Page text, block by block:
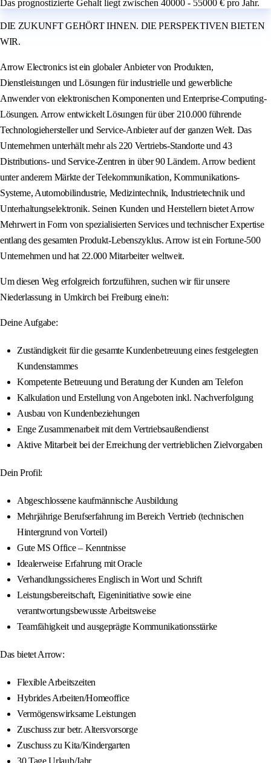
Das prognostizierte Gehalt liegt zwischen 40000 - 55000 € pro Jahr.
DIE ZUKUNFT GEHÖRT IHNEN. DIE PERSPEKTIVEN BIETEN
WIR.
Arrow Electronics ist ein globaler Anbieter von Produkten,
Dienstleistungen und Lösungen für industrielle und gewerbliche
Anwender von elektronischen Komponenten und Enterprise-Computing-
Lösungen. Arrow entwickelt Lösungen für über 210.000 führende
Technologiehersteller und Service-Anbieter auf der ganzen Welt. Das
Unternehmen unterhält mehr als 220 Vertriebs-Standorte und 43
Distributions- und Service-Zentren in über 90 Ländern. Arrow bedient
unter anderem Märkte der Telekommunikation, Kommunikations-
Systeme, Automobilindustrie, Medizintechnik, Industrietechnik und
Unterhaltungselektronik. Seinen Kunden und Herstellern bietet Arrow
Mehrwert in Form von spezialisierten Services und technischer Expertise
entlang des gesamten Produkt-Lebenszyklus. Arrow ist ein Fortune-500
Unternehmen und hat 22.000 Mitarbeiter weltweit.
Um diesen Weg erfolgreich fortzuführen, suchen wir für unsere
Niederlassung in Umkirch bei Freiburg eine/n:
Deine Aufgabe:
Zuständigkeit für die gesamte Kundenbetreuung eines festgelegten
Kundenstammes
Kompetente Betreuung und Beratung der Kunden am Telefon
Kalkulation und Erstellung von Angeboten inkl. Nachverfolgung
Ausbau von Kundenbeziehungen
Enge Zusammenarbeit mit dem Vertriebsaußendienst
Aktive Mitarbeit bei der Erreichung der vertrieblichen Zielvorgaben
Dein Profil:
Abgeschlossene kaufmännische Ausbildung
Mehrjährige Berufserfahrung im Bereich Vertrieb (technischen
Hintergrund von Vorteil)
Gute MS Office – Kenntnisse
Idealerweise Erfahrung mit Oracle
Verhandlungssicheres Englisch in Wort und Schrift
Leistungsbereitschaft, Eigeninitiative sowie eine
verantwortungsbewusste Arbeitsweise
Teamfähigkeit und ausgeprägte Kommunikationsstärke
Das bietet Arrow:
Flexible Arbeitszeiten
Hybrides Arbeiten/Homeoffice
Vermögenswirksame Leistungen
Zuschuss zur betr. Altersvorsorge
Zuschuss zu Kita/Kindergarten